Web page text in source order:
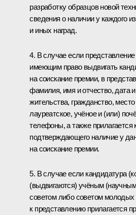
разработку образцов новой
сведения о наличии у каждого
и иных наград.
4. В случае если
имеющим право выдвигать
на соискание премии, в
фамилия, имя и отчество, дата
жительства, гражданство,
лауреатское, учёное и (или)
телефоны, а также прилагается
подтверждающего наличие у
на соискание премии.
5. В случае если кандидатура
(выдвигаются) учёным
советом либо советом молодых
к представлению прилагается